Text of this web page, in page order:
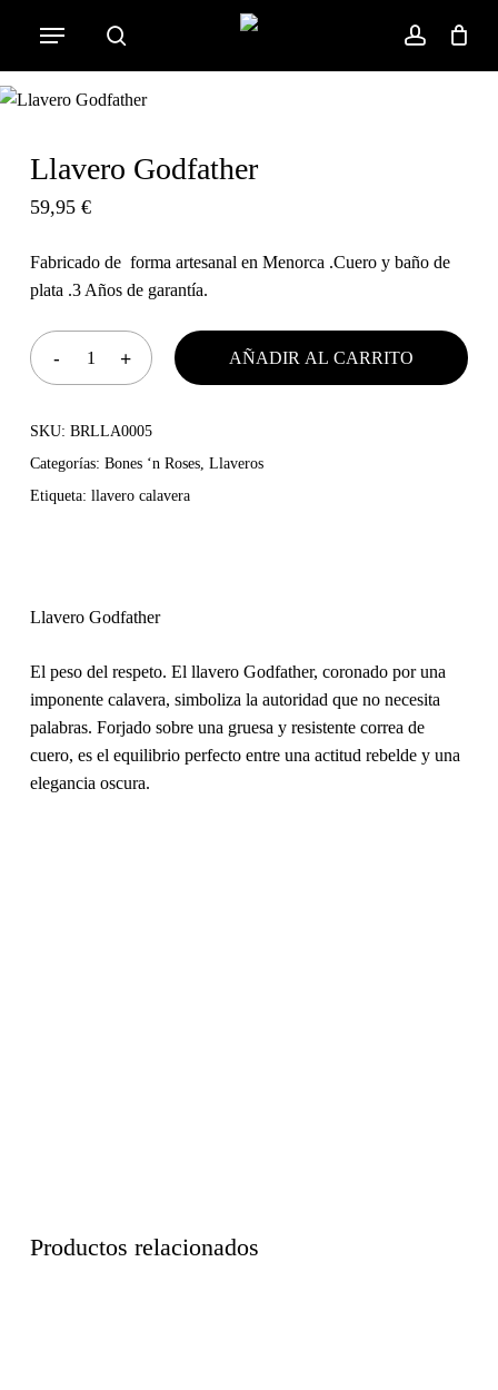
main
content
search account
Menu
Cart
Close
Llavero Godfather
59,95 €
Fabricado de forma artesanal en Menorca .Cuero y baño de
plata .3 Años de garantía.
AÑADIR AL CARRITO
SKU: BRLLA0005
Categorías: Bones ‘n Roses, Llaveros
Etiqueta: llavero calavera
Llavero Godfather
El peso del respeto. El llavero Godfather, coronado por una
imponente calavera, simboliza la autoridad que no necesita
palabras. Forjado sobre una gruesa y resistente correa de
cuero, es el equilibrio perfecto entre una actitud rebelde y una
elegancia oscura.
Productos relacionados